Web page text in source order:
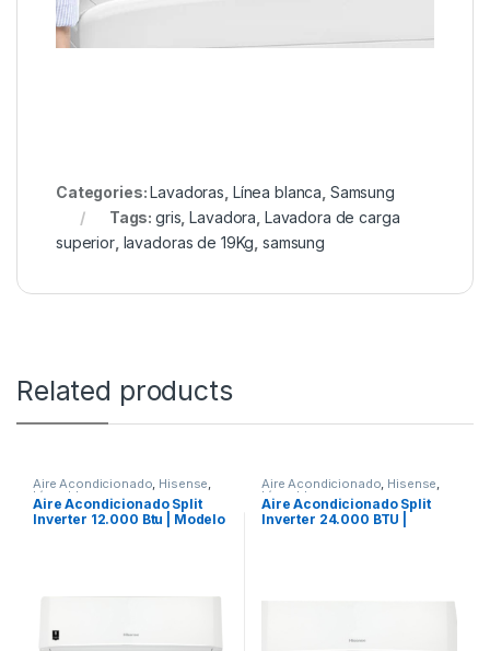
Categories:Lavadoras Línea blanca Samsung
Tags:gris ,Lavadora Lavadora de carga
superior, lavadoras de 19Kg samsung
Related products
Aire Acondicionado, Hisense,
Línea blanca
Aire Acondicionado Split
Inverter 12.000 Btu | Modelo
Aire Acondicionado, Hisense,
Línea blanca
Aire Acondicionado Split
Inverter 24.000 BTU |